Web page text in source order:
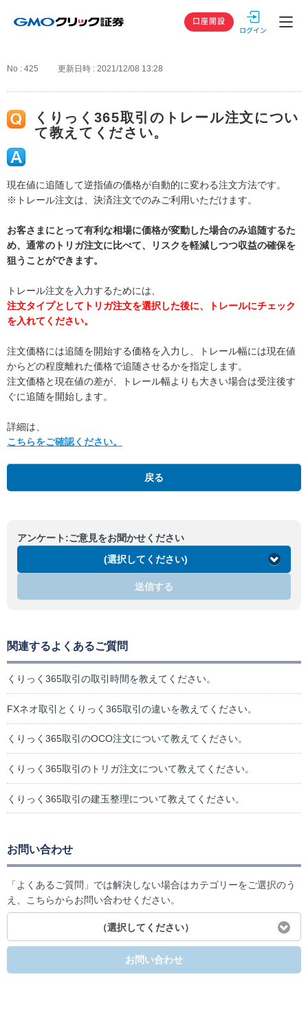
GMOクリック
口座開設
No : 425 更新日時 : 2021/12/08 13:28
くりっく365取引のトレール注文につい
て教えてください。
現在値に追随して逆指値の価格が自動的に変わる注文方法です。
※トレール注文は、決済注文でのみご利用いただけます。
お客さまにとって有利な相場に価格が変動した場合のみ追随するた
め、通常のトリガ注文に比べて、リスクを軽減しつつ収益の確保を
狙うことができます。
トレール注文を入力するためには、
注文タイプとしてトリガ注文を選択した後に、トレールにチェック
を入れてください。
注文価格には追随を開始する価格を入力し、トレール幅には現在値
からどの程度離れた価格で追随させるかを指定します。
注文価格と現在値の差が、トレール幅よりも大きい場合は受注後す
ぐに追随を開始します。
詳細は、
こちらをご確認ください。
戻る
アンケート:ご意見をお聞かせください
(選択してください)
送信する
関連するよくあるご質問
くりっく365取引の取引時間を教えてください。
FXネオ取引とくりっく365取引の違いを教えてください。
くりっく365取引のOCO注文について教えてください。
くりっく365取引のトリガ注文について教えてください。
くりっく365取引の建玉整理について教えてください。
お問い合わせ
「よくあるご質問」では解決しない場合はカテゴリーをご選択のう
え、こちらからお問い合わせください。
（選択してください）
お問い合わせ